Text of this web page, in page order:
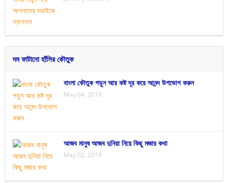
দম ফাটানো হাঁসির কৌতুক
বাংলা কৌতুক পড়ুন আর কষ্ট দূর করে আনন্দ উপভোগ করুন
May 04, 2019
আজব মানুষ আজব দুনিয়া নিয়ে কিছু মজার কথা
May 02, 2019